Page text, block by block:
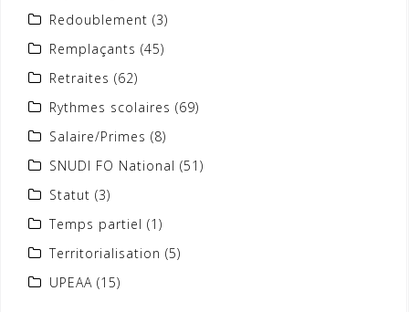
Redoublement (3)
Remplaçants (45)
Retraites (62)
Rythmes scolaires (69)
Salaire/Primes (8)
SNUDI FO National (51)
Statut (3)
Temps partiel (1)
Territorialisation (5)
UPEAA (15)